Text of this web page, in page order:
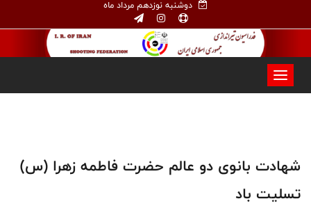
دوشنبه نوزدهم مرداد ماه
شهادت بانوی دو عالم حضرت فاطمه زهرا (س)
تسلیت باد